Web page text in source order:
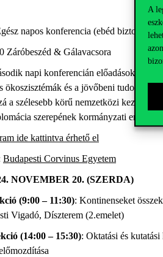
A
napos konferencia (ebéd biztosítva)
Záróbeszéd & Gálavacsora
napi konferencián előadások és
ökoszisztémák és a jövőbeni
a szélesebb körű nemzetközi
szerepének kormányzati
ide kattintva érhető el
Budapesti Corvinus Egyetem
NOVEMBER 20. (SZERDA)
(9:00 – 11:30): Kontinenseket
Vigadó, Díszterem (2.emelet)
(14:00 – 15:30): Oktatási és